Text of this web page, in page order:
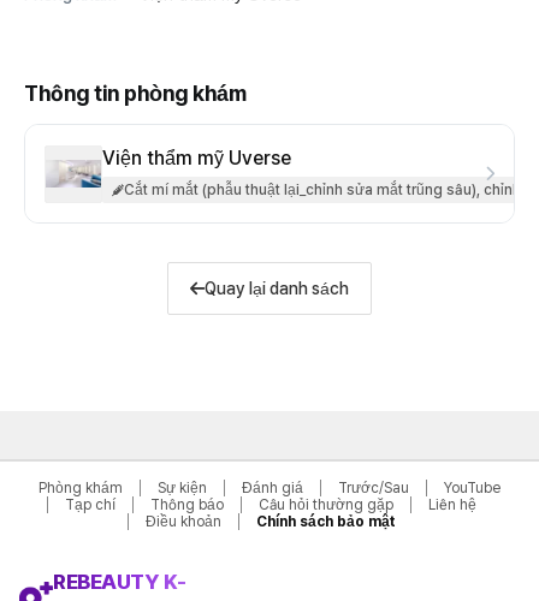
Thông tin phòng khám
Viện thẩm mỹ Uverse
Cắt mí mắt (phẫu thuật lại_chỉnh sửa mắt trũng sâu), chỉnh
Quay lại danh sách
Phòng khám Sự kiện Đánh giá Trước/Sau
YouTube
Tạp chí
Thông báo Câu hỏi thường gặp
Liên hệ
Điều khoản
Chính sách bảo mật
REBEAUTY K-